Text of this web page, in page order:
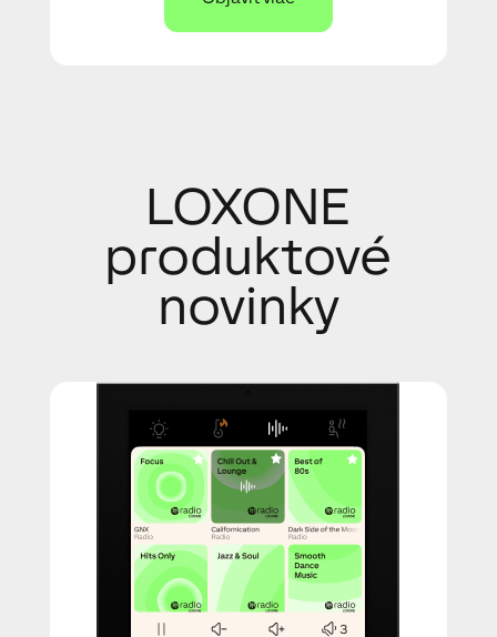
LOXONE
produktové
novinky